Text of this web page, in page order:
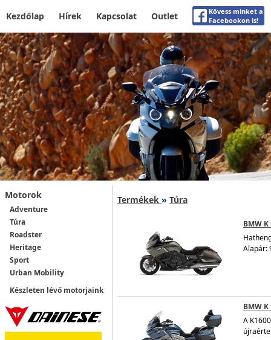
Kezdőlap Hírek Kapcsolat Outlet
Kövess minket a
Facebookon is!
Motorok
Adventure
Túra
Roadster
Heritage
Sport
Urban Mobility
Készleten lévő motorjaink
Termékek » Túra
BMW K
Alapár:
BMW K
A